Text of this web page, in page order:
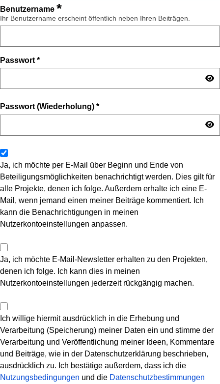
Benutzername *
Ihr Benutzername erscheint öffentlich neben Ihren Beiträgen.
Passwort *
Passwort (Wiederholung) *
Ja, ich möchte per E-Mail über Beginn und Ende von
Beteiligungsmöglichkeiten benachrichtigt werden. Dies gilt für
alle Projekte, denen ich folge. Außerdem erhalte ich eine E-
Mail, wenn jemand einen meiner Beiträge kommentiert. Ich
kann die Benachrichtigungen in meinen
Nutzerkontoeinstellungen anpassen.
Ja, ich möchte E-Mail-Newsletter erhalten zu den Projekten,
denen ich folge. Ich kann dies in meinen
Nutzerkontoeinstellungen jederzeit rückgängig machen.
Ich willige hiermit ausdrücklich in die Erhebung und
Verarbeitung (Speicherung) meiner Daten ein und stimme der
Verarbeitung und Veröffentlichung meiner Ideen, Kommentare
und Beiträge, wie in der Datenschutzerklärung beschrieben,
ausdrücklich zu. Ich bestätige außerdem, dass ich die
Nutzungsbedingungen und die Datenschutzbestimmungen